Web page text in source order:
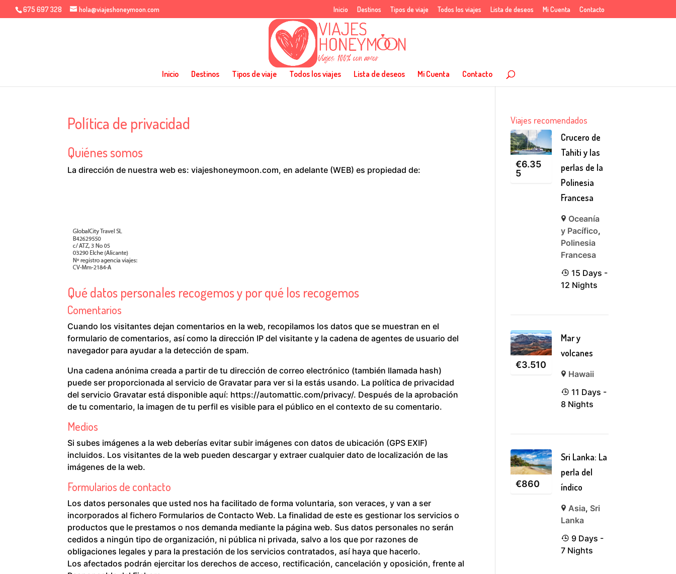
675 697 328 hola@viajeshoneymoon.com Inicio Destinos Tipos de viaje Todos los viajes Lista de deseos Mi Cuenta Contacto
Inicio Destinos Tipos de viaje Todos los viajes Lista de deseos Mi Cuenta Contacto
Política de privacidad
Quiénes somos
La dirección de nuestra web es: viajeshoneymoon.com, en adelante (WEB) es propiedad de:
Qué datos personales recogemos y por qué los recogemos
Comentarios
Cuando los visitantes dejan comentarios en la web, recopilamos los datos que se muestran en el
formulario de comentarios, así como la dirección IP del visitante y la cadena de agentes de usuario del
navegador para ayudar a la detección de spam.
Una cadena anónima creada a partir de tu dirección de correo electrónico (también llamada hash)
puede ser proporcionada al servicio de Gravatar para ver si la estás usando. La política de privacidad
del servicio Gravatar está disponible aquí: https://automattic.com/privacy/. Después de la aprobación
de tu comentario, la imagen de tu perfil es visible para el público en el contexto de su comentario.
Medios
Si subes imágenes a la web deberías evitar subir imágenes con datos de ubicación (GPS EXIF)
incluidos. Los visitantes de la web pueden descargar y extraer cualquier dato de localización de las
imágenes de la web.
Formularios de contacto
Los datos personales que usted nos ha facilitado de forma voluntaria, son veraces, y van a ser
incorporados al fichero Formularios de Contacto Web. La finalidad de este es gestionar los servicios o
productos que le prestamos o nos demanda mediante la página web. Sus datos personales no serán
cedidos a ningún tipo de organización, ni pública ni privada, salvo a los que por razones de
obligaciones legales y para la prestación de los servicios contratados, así haya que hacerlo.
Los afectados podrán ejercitar los derechos de acceso, rectificación, cancelación y oposición, frente al
Viajes recomendados
€6.35
5
Crucero de
Tahiti y las
perlas de la
Polinesia
Francesa
Oceanía
y Pacífico,
Polinesia
Francesa
15 Days -
12 Nights
€3.510
Mar y
volcanes
Hawaii
11 Days -
8 Nights
€860
Sri Lanka: La
perla del
índico
Asia, Sri
Lanka
9 Days -
7 Nights